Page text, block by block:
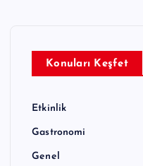
Konuları Keşfet
Etkinlik
Gastronomi
Genel